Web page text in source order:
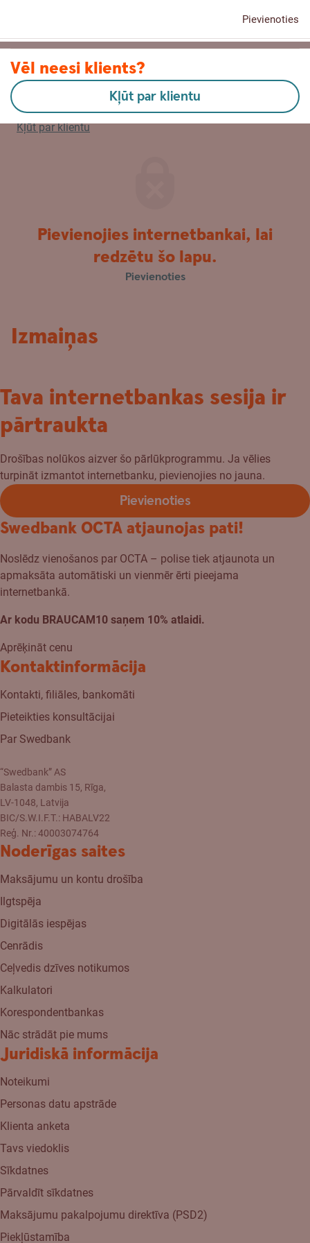
Pievienoties
English
Kļūt par klientu
Vēl neesi klients?
Kļūt par klientu
Pievienojies internetbankai, lai
redzētu šo lapu.
Pievienoties
Izmaiņas
Tava internetbankas sesija ir
pārtraukta
Drošības nolūkos aizver šo pārlūkprogrammu. Ja vēlies
turpināt izmantot internetbanku, pievienojies no jauna.
Pievienoties
Swedbank OCTA atjaunojas pati!
Noslēdz vienošanos par OCTA – polise tiek atjaunota un
apmaksāta automātiski un vienmēr ērti pieejama
internetbankā.
Ar kodu BRAUCAM10 saņem 10% atlaidi.
Aprēķināt cenu
Kontaktinformācija
Kontakti, filiāles, bankomāti
Pieteikties konsultācijai
Par Swedbank
“Swedbank” AS
Balasta dambis 15, Rīga,
LV-1048, Latvija
BIC/S.W.I.F.T.: HABALV22
Reģ. Nr.: 40003074764
Noderīgas saites
Maksājumu un kontu drošība
Ilgtspēja
Digitālās iespējas
Cenrādis
Ceļvedis dzīves notikumos
Kalkulatori
Korespondentbankas
Nāc strādāt pie mums
Juridiskā informācija
Noteikumi
Personas datu apstrāde
Klienta anketa
Tavs viedoklis
Sīkdatnes
Pārvaldīt sīkdatnes
Maksājumu pakalpojumu direktīva (PSD2)
Piekļūstamība